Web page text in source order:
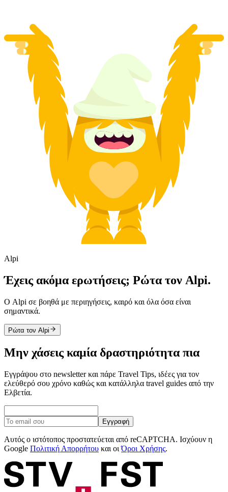
Alpi
Έχεις ακόμα ερωτήσεις; Ρώτα τον Alpi.
Ο Alpi σε βοηθά με περιηγήσεις, καιρό και όλα όσα είναι
σημαντικά.
Ρώτα τον Alpi
Μην χάσεις καμία δραστηριότητα πια
Εγγράψου στο newsletter και πάρε Travel Tips, ιδέες για τον
ελεύθερό σου χρόνο καθώς και κατάλληλα travel guides από την
Ελβετία.
Εγγραφή
Αυτός ο ιστότοπος προστατεύεται από reCAPTCHA. Ισχύουν η
Google Πολιτική Απορρήτου και οιΌροι Χρήσης.